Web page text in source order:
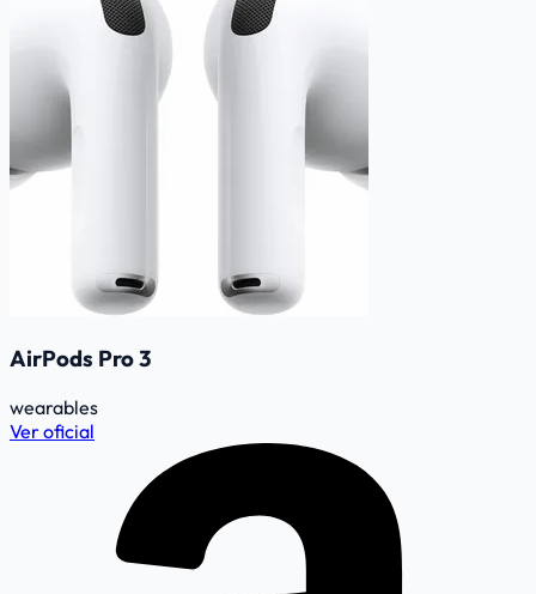
AirPods Pro 3
wearables
Ver oficial